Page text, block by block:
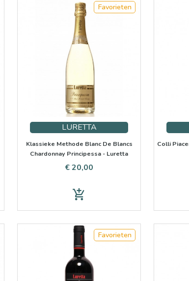
LURETTA
Klassieke Methode Blanc De Blancs
Chardonnay Principessa - Luretta
Prijs
€ 20,00
Favorieten
add_shopping_cart
Colli
Favorieten